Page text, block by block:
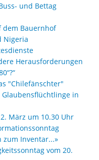
und Bettag
dem Bauernhof
Nigeria
Herausforderungen
"Chilefänschter"
in
März um 10.30 Uhr
zum Inventar...»
vom 20.